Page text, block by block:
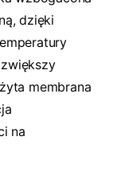
dzięki
membrana
na